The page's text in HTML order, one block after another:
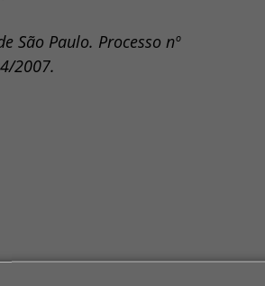
São Paulo. Processo nº
2007.